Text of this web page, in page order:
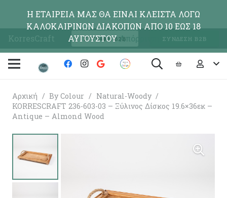
KorresCraft ΕΓΓΡΑΦΗ Β2Β ΣΥΝΔΕΣΗ Β2Β
Αρχική / By Colour / Natural-Woody /
KORRESCRAFT 236-603-03 – Ξύλινος Δίσκος 19.6×36εκ –
Antique – Almond Wood
Η ΕΤΑΙΡΕΙΑ ΜΑΣ ΘΑ ΕΙΝΑΙ ΚΛΕΙΣΤΑ ΛΟΓΩ
ΚΑΛΟΚΑΙΡΙΝΩΝ ΔΙΑΚΟΠΩΝ ΑΠΟ 10 ΕΩΣ 18
ΑΥΓΟΥΣΤΟΥΑπόρριψη